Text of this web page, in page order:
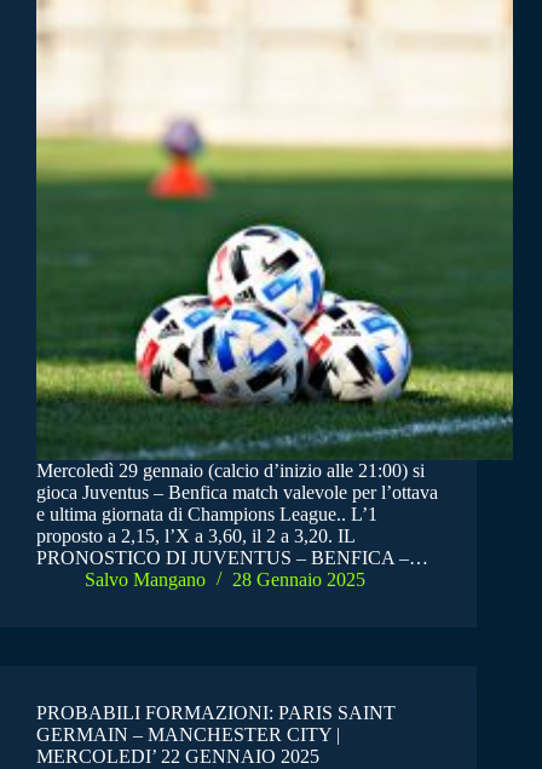
Mercoledì 29 gennaio (calcio d’inizio alle 21:00) si
gioca Juventus – Benfica match valevole per l’ottava
e ultima giornata di Champions League.. L’1
proposto a 2,15, l’X a 3,60, il 2 a 3,20. IL
PRONOSTICO DI JUVENTUS – BENFICA –…
Salvo Mangano
28 Gennaio 2025
PROBABILI FORMAZIONI: PARIS SAINT
GERMAIN – MANCHESTER CITY |
MERCOLEDI’ 22 GENNAIO 2025